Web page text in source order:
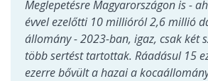
Meglepetésre Magyarországon is -
évvel ezelőtti 10 millióról 2,6 millió
állomány - 2023-ban, igaz, csak két
több sertést tartottak. Ráadásul 15
ezerre bővült a hazai a